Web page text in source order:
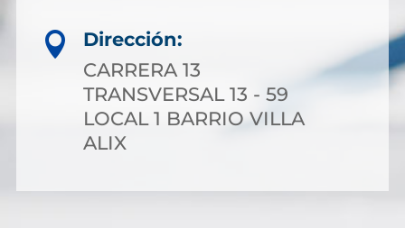

Dirección:
CARRERA 13
TRANSVERSAL 13 - 59
LOCAL 1 BARRIO VILLA
ALIX